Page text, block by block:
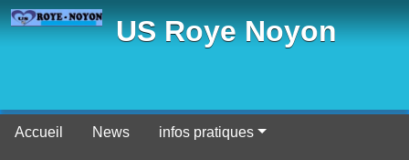
US Roye Noyon
Accueil News infos pratiques
Panneau de gestion des cookies